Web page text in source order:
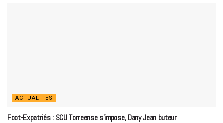
ACTUALITÉS
Foot-Expatriés : SCU Torreense s’impose, Dany Jean buteur